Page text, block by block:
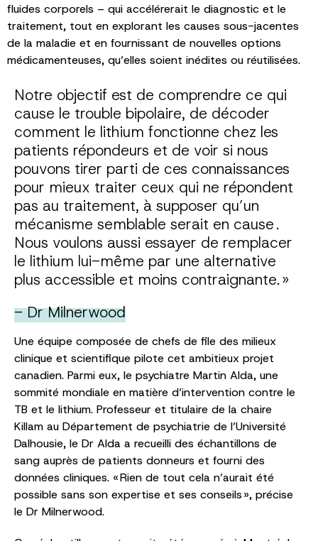
fluides corporels – qui accélérerait le diagnostic et le
traitement, tout en explorant les causes sous-jacentes
de la maladie et en fournissant de nouvelles options
médicamenteuses, qu’elles soient inédites ou réutilisées.
Notre objectif est de comprendre ce qui
cause le trouble bipolaire, de décoder
comment le lithium fonctionne chez les
patients répondeurs et de voir si nous
pouvons tirer parti de ces connaissances
pour mieux traiter ceux qui ne répondent
pas au traitement, à supposer qu’un
mécanisme semblable serait en cause .
Nous voulons aussi essayer de remplacer
le lithium lui-même par une alternative
plus accessible et moins contraignante. »
- Dr Milnerwood
Une équipe composée de chefs de file des milieux
clinique et scientifique pilote cet ambitieux projet
canadien. Parmi eux, le psychiatre Martin Alda, une
sommité mondiale en matière d’intervention contre le
TB et le lithium. Professeur et titulaire de la chaire
Killam au Département de psychiatrie de l’Université
Dalhousie, le Dr Alda a recueilli des échantillons de
sang auprès de patients donneurs et fourni des
données cliniques. « Rien de tout cela n’aurait été
possible sans son expertise et ses conseils », précise
le Dr Milnerwood.